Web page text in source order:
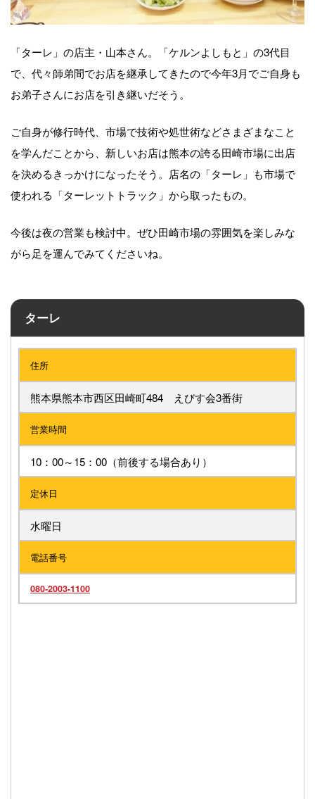
「ターレ」の店主・山本さん。「ケルンよしもと」の3代目
で、代々師弟間でお店を継承してきたので今年3月でご自身も
お弟子さんにお店を引き継いだそう。
ご自身が修行時代、市場で技術や処世術などさまざまなこと
を学んだことから、新しいお店は熊本の誇る田崎市場に出店
を決めるきっかけになったそう。店名の「ターレ」も市場で
使われる「ターレットトラック」から取ったもの。
今後は夜の営業も検討中。ぜひ田崎市場の雰囲気を楽しみな
がら足を運んでみてくださいね。
ターレ
住所
熊本県熊本市西区田崎町484 えびす会3番街
営業時間
10：00～15：00（前後する場合あり）
定休日
水曜日
電話番号
080-2003-1100